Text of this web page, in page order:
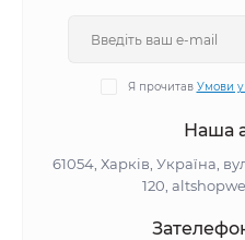
Я прочитав Умови
Наша
61054, Харків, Україна,
120,